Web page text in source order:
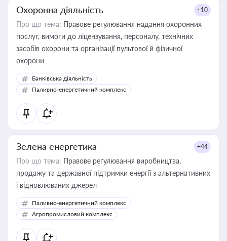
Охоронна діяльність +10
Про що тема: Правове регулювання надання охоронних
послуг, вимоги до ліцензування, персоналу, технічних
засобів охорони та організації пультової й фізичної
охорони
Банківська діяльність
Паливно-енергетичний комплекс
Зелена енергетика +44
Про що тема: Правове регулювання виробництва,
продажу та державної підтримки енергії з альтернативних
і відновлюваних джерел
Паливно-енергетичний комплекс
Агропромисловий комплекс